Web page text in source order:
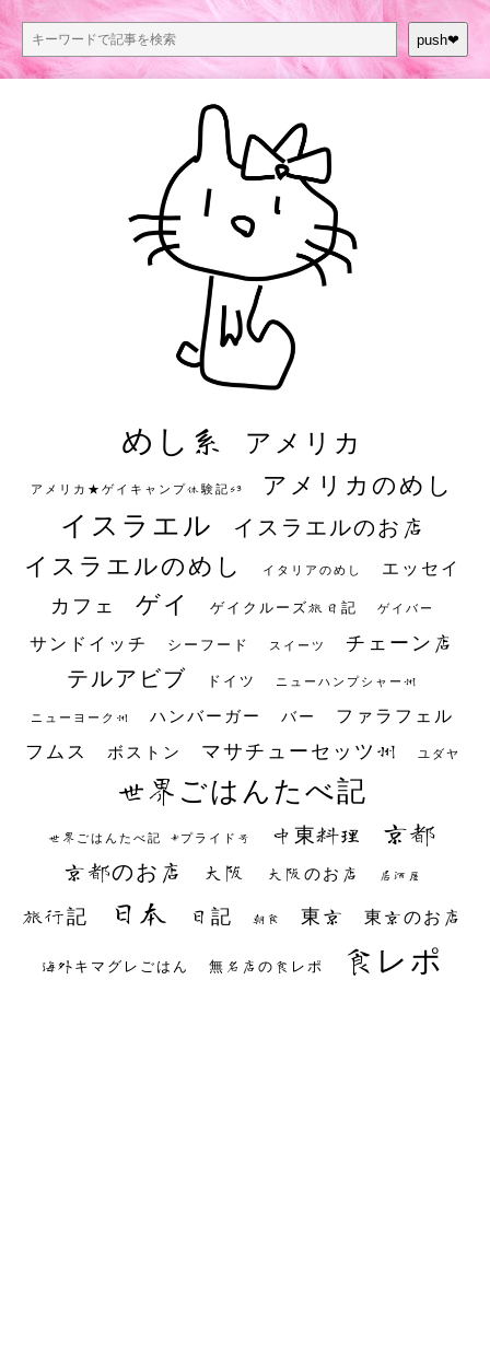
push❤︎
めし系 アメリカ
アメリカ★ゲイキャンプ体験記S3 アメリカのめし
イスラエル イスラエルのお店
イスラエルのめし イタリアのめし エッセイ
カフェ ゲイ ゲイクルーズ旅日記 ゲイバー
サンドイッチ シーフード スイーツ チェーン店
テルアビブ ドイツ ニューハンプシャー州
ニューヨーク州 ハンバーガー バー ファラフェル
フムス ボストン マサチューセッツ州 ユダヤ
世界ごはんたべ記
世界ごはんたべ記 #プライド号 中東料理 京都
京都のお店 大阪 大阪のお店 居酒屋
旅行記 日本 日記 朝食 東京 東京のお店
海外キマグレごはん 無名店の食レポ 食レポ